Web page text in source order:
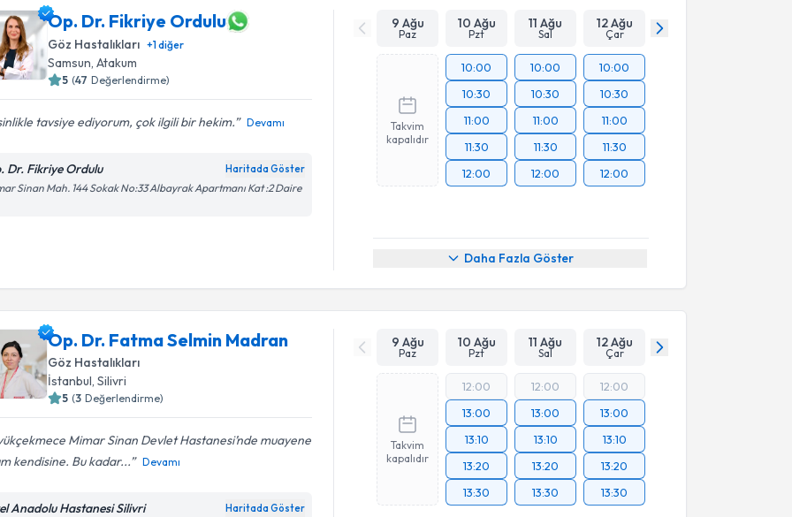
Op. Dr. Fikriye Ordulu
Göz Hastalıkları +1diğer
Samsun ,Atakum
5 (47 Değerlendirme)
tavsiye ediyorum, çok ilgili bir hekim. Devamı
Dr. Fikriye Ordulu Haritada Göster
Sinan Mah. 144 Sokak No:33 Albayrak Apartmanı Kat :2 Daire
9 Ağu
Paz
10 Ağu
Pzt
11 Ağu
Sal
12 Ağu
Çar
Takvim
kapalıdır
10:00
10:30
11:00
11:30
12:00
10:00
10:30
11:00
11:30
12:00
10:00
10:30
11:00
11:30
12:00
Daha Fazla Göster
Op. Dr. Fatma Selmin Madran
Göz Hastalıkları
İstanbul,Silivri
5 (3 Değerlendirme)
Mimar Sinan Devlet Hastanesi’nde muayene
kendisine. Bu kadar...
Devamı
Anadolu Hastanesi Silivri Haritada Göster
9 Ağu
Paz
10 Ağu
Pzt
11 Ağu
Sal
12 Ağu
Çar
Takvim
kapalıdır
12:00
13:00
13:10
13:20
13:30
12:00
13:00
13:10
13:20
13:30
12:00
13:00
13:10
13:20
13:30